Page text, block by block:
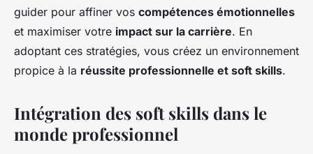
guider pour affiner vos compétences émotionnelles
et maximiser votre impact sur la carrière. En
adoptant ces stratégies, vous créez un environnement
propice à la réussite professionnelle et soft skills.
Intégration des soft skills dans le
monde professionnel